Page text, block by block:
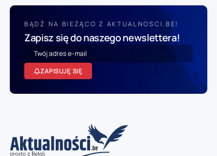
BĄDŹ NA BIEŻĄCO Z AKTUALNOSCI.BE!
Zapisz się do naszego newslettera!
ZAPISUJĘ SIĘ